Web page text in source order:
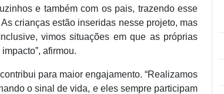
e também com os pais, trazendo esse
crianças estão inseridas nesse projeto, mas
vimos situações em que as próprias
afirmou.
para maior engajamento. “Realizamos
o sinal de vida, e eles sempre participam